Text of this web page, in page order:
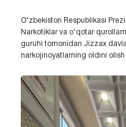
O‘zbekiston Respublikasi
Narkotiklar va o‘qotar
guruhi tomonidan Jizzax
narkojinoyatlarning oldini